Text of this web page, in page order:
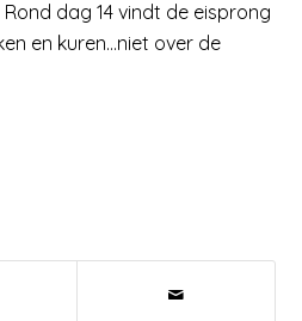
dag 14 vindt de eisprong
en kuren…niet over de